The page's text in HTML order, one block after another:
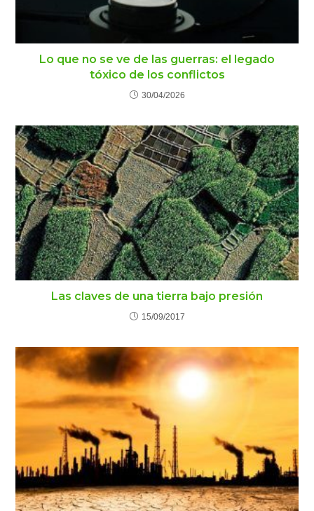
Lo que no se ve de las guerras: el legado
tóxico de los conflictos
30/04/2026
Las claves de una tierra bajo presión
15/09/2017